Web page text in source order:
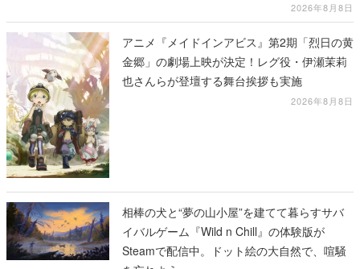
2026年8月8日
アニメ『メイドインアビス』第2期「烈日の黄
金郷」の劇場上映が決定！レグ役・伊瀬茉莉
也さんらが登壇する舞台挨拶も実施
2026年8月8日
相棒の犬と“夢の山小屋”を建てて暮らすサバ
イバルゲーム『Wild n Chill』の体験版が
Steamで配信中。ドット絵の大自然で、喧騒